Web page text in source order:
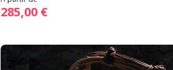
285,00 €